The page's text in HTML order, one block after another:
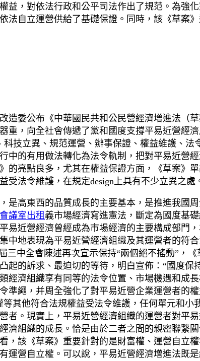
益，對依法行政和公平司法作出了規范。為強
自立運營供給了基礎保證。同時，該《草案
委公布《中華國民共和公民營經濟增進法（
重，向全社會傳遞了黨和國度支撐平易近營經
技立異、規范運營、辦事保證、權益維護、法
的有用做法轉化為法令軌制，把對平易近營
亮點良多，尤其在權益保證方面，《草案》
法令維護，在規定design上具有不少立異之處
高東西的品質成長的主要基本，是推進我國
會議室出租義市場經濟寫進憲法，斷定為國度基
近營經濟曾經成為市場經濟的主要構成部門
中地表現為平易近營經濟組織及其運營者的符
中全會陳述再次宣示保持“兩個絕不搖動”，
的訴求、最迫切的等待，明白宣佈：“國度保
濟組織享有同等的法令位置、市場機遇和成
繩，并周全強化了對平易近營企業運營者的
其他符合法規權益受法令維護，任何單元和小
。現實上，平易近營經濟組織的運營者對平
組織的成長。恰是由於二者之間的親密聯繫
該《草案》重要針對的是財富權、運營自立
營自立權。可以說，平易近營經濟增進法既